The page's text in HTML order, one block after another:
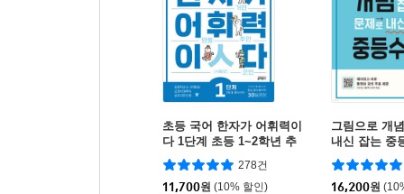
초등 국어 한자가 어휘력이
다 1단계 초등 1~2학년 추
천
278건
11,700원 (10% 할인)
그림으로 개
내신 잡는 중
026년용)
16,200원